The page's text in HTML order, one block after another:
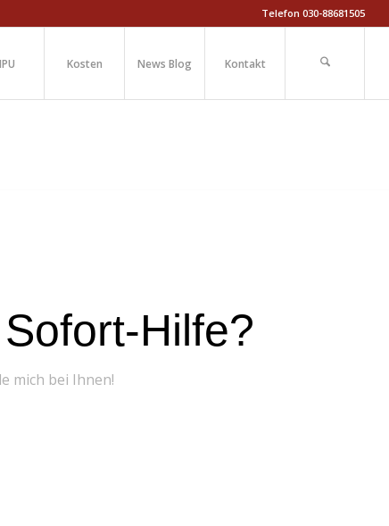
Telefon 030-88681505
Kosten News Blog Kontakt
Hilfe?
mich bei Ihnen!